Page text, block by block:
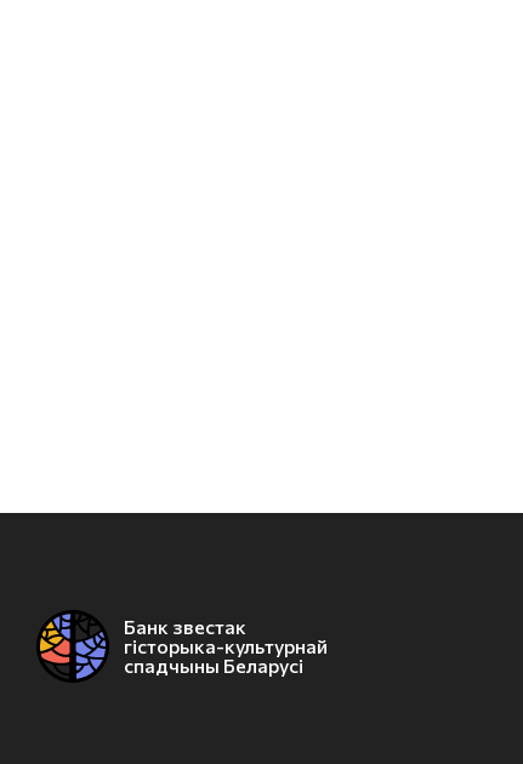
Банк звестак
гісторыка-культурнай
спадчыны Беларусі